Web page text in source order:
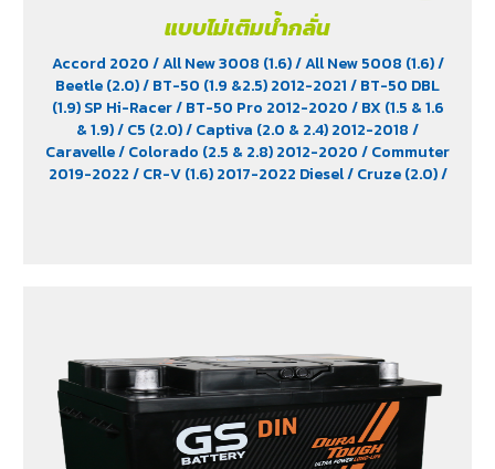
แบบไม่เติมน้ำกลั่น
Accord 2020/ All New 3008 (1.6)/ All New 5008 (1.6)/
Beetle (2.0)/ BT-50 (1.9 &2.5) 2012-2021/ BT-50 DBL
(1.9) SP Hi-Racer/ BT-50 Pro 2012-2020/ BX (1.5 & 1.6
& 1.9)/ C5 (2.0)/ Captiva (2.0 & 2.4) 2012-2018/
Caravelle/ Colorado (2.5 & 2.8) 2012-2020/ Commuter
2019-2022/ CR-V (1.6) 2017-2022 Diesel/ Cruze (2.0)/
Peugeot 360/ Peugeot 406/ Peugeot 407/ Peugeot
607 / Ranger (2.2 & 2.5)/ Revo (2.4)/ Revo GR Sport (2.4)
/ Revo Prerunner (2.4)/ Revo Rocco (2.4)/ Revo Z-
Edition (2.4)/ Scirocco (2.0)/ Terra 2018-2022
Territory (2.7)
/ Trailblazer Phoenix (2.5)/ Vento (1.8)
X-Trail Hybrid (2.0)